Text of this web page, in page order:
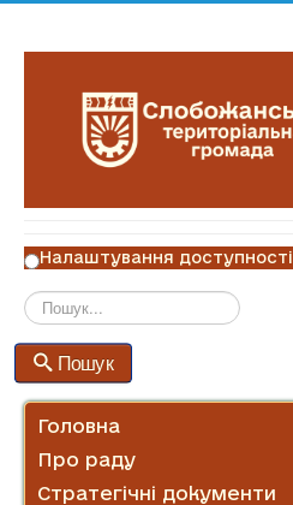
Налаштування доступності
Пошук
Головна
Про раду
Стратегічні документи